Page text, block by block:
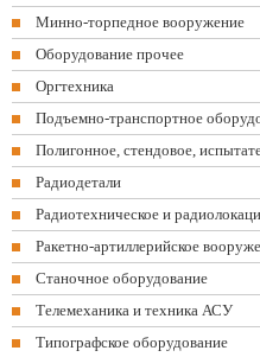
Минно-торпедное вооружение
Оборудование прочее
Оргтехника
Подъемно-транспортное
Полигонное, стендовое,
Радиодетали
Радиотехническое и
Ракетно-артиллерийское
Станочное оборудование
Телемеханика и техника АСУ
Типографское оборудование